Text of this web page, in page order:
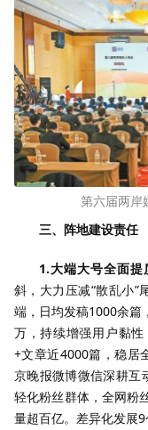
第六届两岸
三、阵地建设责任
1.大端大号全面提
斜，大力压减“散乱小”
端，日均发稿1000余篇
万，持续增强用户黏
+文章近4000篇，稳居
京晚报微博微信深耕互
轻化粉丝群体，全网粉
量超百亿。差异化发展